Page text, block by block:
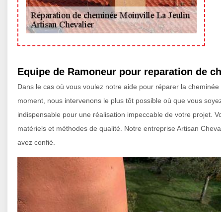
Equipe de Ramoneur pour reparation de
Dans le cas où vous voulez notre aide pour réparer la
moment, nous intervenons le plus tôt possible où que vous
indispensable pour une réalisation impeccable de votre projet.
matériels et méthodes de qualité. Notre entreprise Artisan
avez confié.